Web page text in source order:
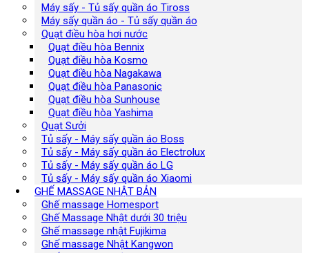
Máy sấy - Tủ sấy quần áo Tiross
Máy sấy quần áo - Tủ sấy quần áo
Quạt điều hòa hơi nước
Quạt điều hòa Bennix
Quạt điều hòa Kosmo
Quạt điều hòa Nagakawa
Quạt điều hòa Panasonic
Quạt điều hòa Sunhouse
Quạt điều hòa Yashima
Quạt Sưởi
Tủ sấy - Máy sấy quần áo Boss
Tủ sấy - Máy sấy quần áo Electrolux
Tủ sấy - Máy sấy quần áo LG
Tủ sấy - Máy sấy quần áo Xiaomi
GHẾ MASSAGE NHẬT BẢN
Ghế massage Homesport
Ghế Massage Nhật dưới 30 triệu
Ghế massage nhật Fujikima
Ghế massage Nhật Kangwon